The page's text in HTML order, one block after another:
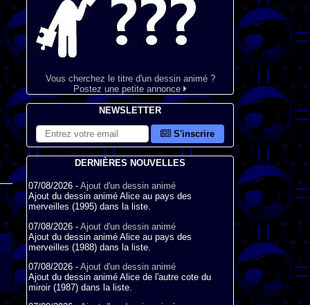
Vous cherchez le titre d'un dessin animé ?
Postez une petite annonce
NEWSLETTER
S'inscrire
DERNIÈRES NOUVELLES
07/08/2026 - Ajout d'un dessin animé
Ajout du dessin animé Alice au pays des
merveilles (1995) dans la liste.
07/08/2026 - Ajout d'un dessin animé
Ajout du dessin animé Alice au pays des
merveilles (1988) dans la liste.
07/08/2026 - Ajout d'un dessin animé
Ajout du dessin animé Alice de l'autre cote du
miroir (1987) dans la liste.